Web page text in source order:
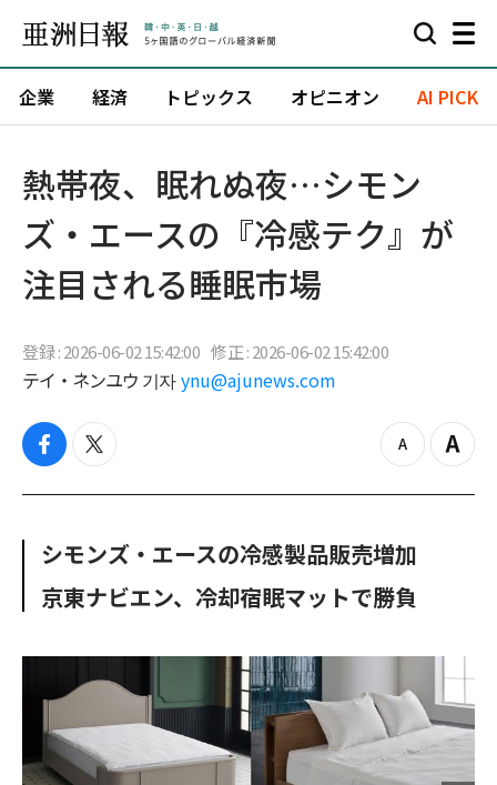
企業 経済 トピックス オピニオン AI PICK
熱帯夜、眠れぬ夜…シモン
ズ・エースの『冷感テク』が
注目される睡眠市場
登録 : 2026-06-02 15:42:00 修正 : 2026-06-02 15:42:00
テイ・ネンユウ 기자 ynu@ajunews.com
f
c
o
k
t
i
e
z
o
u
Z
o
シモンズ・エースの冷感製品販売増加
京東ナビエン、冷却宿眠マットで勝負